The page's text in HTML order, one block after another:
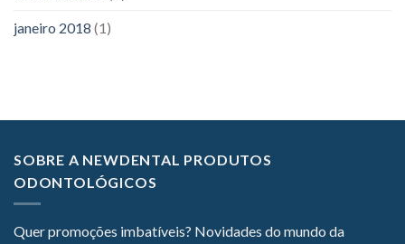
janeiro 2018 (1)
SOBRE A NEWDENTAL PRODUTOS
ODONTOLÓGICOS
Quer promoções imbatíveis? Novidades do mundo da